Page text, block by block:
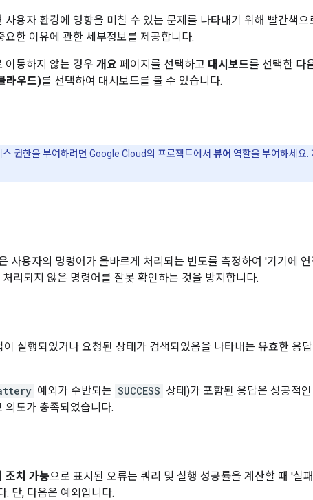
사용자 환경에 영향을 미칠 수 있는 문제를 나타내기 위해 빨간색
요한 이유에 관한 세부정보를 제공합니다.
이동하지 않는 경우 개요 페이지를 선택하고 대시보드를 선택한 다
라우드)를 선택하여 대시보드를 볼 수 있습니다.
권한을 부여하려면 Google Cloud의 프로젝트에서 뷰어 역할을 부여하세요.
사용자의 명령어가 올바르게 처리되는 빈도를 측정하여 '기기에
리되지 않은 명령어를 잘못 확인하는 것을 방지합니다.
이 실행되었거나 요청된 상태가 검색되었음을 나타내는 유효한 응
예외가 수반되는 SUCCESS 상태)가 포함된 응답은 성공적
의도가 충족되었습니다.
조치 가능으로 표시된 오류는 쿼리 및 실행 성공률을 계산할 때 '실
. 단, 다음은 예외입니다.